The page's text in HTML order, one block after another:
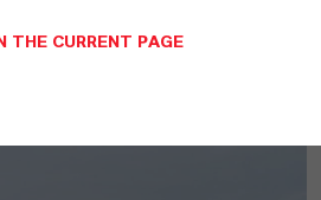
THE CURRENT PAGE